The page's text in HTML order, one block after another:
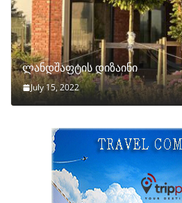
ლანდშაფტის დიზაინი
July 15, 2022